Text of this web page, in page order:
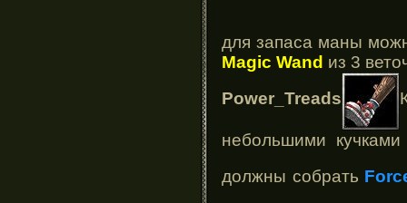
для запаса маны
Magic Wand из 3
Power_Treads
небольшими
должны собрать